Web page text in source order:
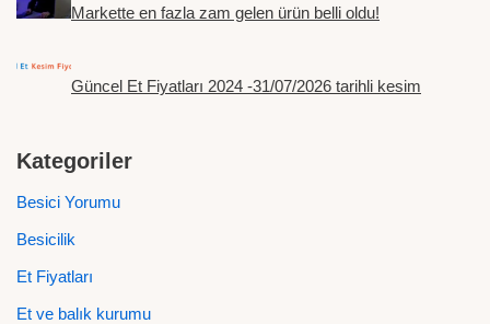
Markette en fazla zam gelen ürün belli oldu!
Güncel Et Fiyatları 2024 -31/07/2026 tarihli kesim
Kategoriler
Besici Yorumu
Besicilik
Et Fiyatları
Et ve balık kurumu